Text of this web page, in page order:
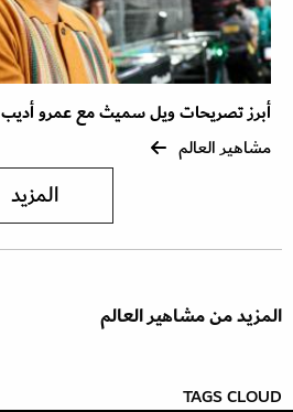
أبرز تصريحات ويل سميث مع عمرو أديب
مشاهير العالم
المزيد
المزيد من مشاهير العالم
TAGS CLOUD